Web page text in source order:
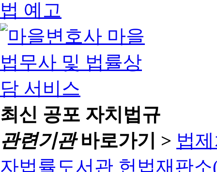
최신 공포 자치법규
관련기관바로가기 > 법
자법률도서관 헌법재판